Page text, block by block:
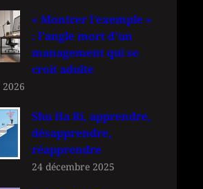
« Montrer l’exemple »
: l’angle mort d’un
management qui se
croit adulte
Shu Ha Ri, apprendre,
désapprendre,
réapprendre
24 décembre 2025